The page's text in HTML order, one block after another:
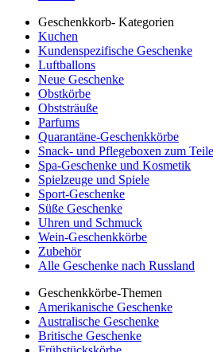
Geschenkkorb- Kategorien
Kuchen
Kundenspezifische Geschenke
Luftballons
Neue Geschenke
Obstkörbe
Obststräuße
Parfums
Quarantäne-Geschenkkörbe
Snack- und Pflegeboxen zum
Spa-Geschenke und Kosmetik
Spielzeuge und Spiele
Sport-Geschenke
Süße Geschenke
Uhren und Schmuck
Wein-Geschenkkörbe
Zubehör
Alle Geschenke nach Russland
Geschenkkörbe-Themen
Amerikanische Geschenke
Australische Geschenke
Britische Geschenke